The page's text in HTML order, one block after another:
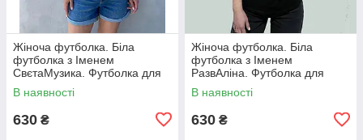
Жіноча футболка. Біла
футболка з Іменем
СвєтаМузика. Футболка для
Свети .
В наявності
630 ₴
Жіноча футболка. Біла
футболка з Іменем
РазвАліна. Футболка для
Аліни.
В наявності
630 ₴